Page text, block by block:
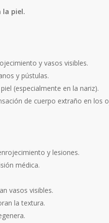
la piel.
y vasos visibles.
y pústulas.
(especialmente en la nariz).
de cuerpo extraño en los
y lesiones.
médica.
vasos visibles.
la textura.